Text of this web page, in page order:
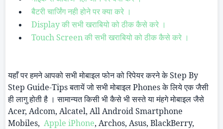
बैटरी चार्जिंग नही होने पर क्या करे ।
Display की सभी खराबियो को ठीक कैसे करे ।
Touch Screen की सभी खराबियो को ठीक कैसे करे ।
यहाँ पर हमने आपको सभी मोबाइल फोन को रिपेयर करने केStep By
Step Guide-Tipsबतायें जो सभी मोबाइलPhonesके लिये एक जैसी
ही लागु होती है । सामान्यत किसी भी कैसे भी सस्ते या मंहगे मोबाइल जैसे
Acer, Adcom, Alcatel, AllAndroidSmartphone
Mobiles, Apple iPhone, Archos, Asus, BlackBerry,